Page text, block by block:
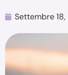
Settembre